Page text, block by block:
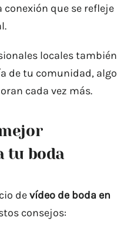
conexión que se refleje
locales también
de tu comunidad, algo
cada vez más.
tu boda
devídeo de boda en
consejos: